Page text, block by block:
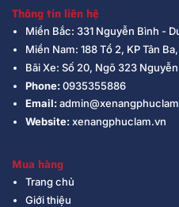
Thông tin liên hệ
Miền Bắc: 331 Nguyễn Bình -
Miền Nam: 188 Tổ 2, KP Tân
Bãi Xe: Số 20, Ngõ 323
Phone:0935355886
Email:
Website:xenangphuclam.vn
Mua hàng
Trang chủ
Giới thiệu